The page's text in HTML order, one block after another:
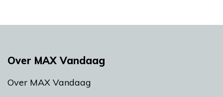
Over MAX Vandaag
Over MAX Vandaag